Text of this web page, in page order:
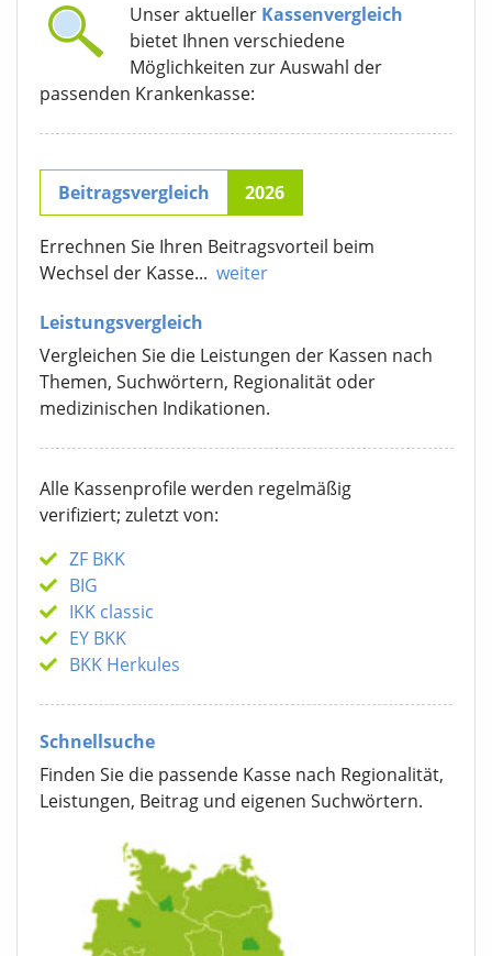
Unser aktueller Kassenvergleich
bietet Ihnen verschiedene
Möglichkeiten zur Auswahl der
passenden Krankenkasse:
Beitragsvergleich 2026
Errechnen Sie Ihren Beitragsvorteil beim
Wechsel der Kasse... weiter
Leistungsvergleich
Vergleichen Sie die Leistungen der Kassen nach
Themen, Suchwörtern, Regionalität oder
medizinischen Indikationen.
Alle Kassenprofile werden regelmäßig
verifiziert; zuletzt von:
ZF BKK
BIG
IKK classic
EY BKK
BKK Herkules
Schnellsuche
Finden Sie die passende Kasse nach Regionalität,
Leistungen, Beitrag und eigenen Suchwörtern.